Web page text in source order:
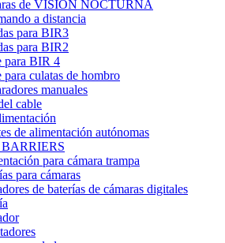
de VISIÓN NOCTURNA
a distancia
para BIR3
para BIR2
para BIR 4
para culatas de hombro
manuales
cable
de alimentación autónomas
BARRIERS
para cámara trampa
para cámaras
de baterías de cámaras digitales